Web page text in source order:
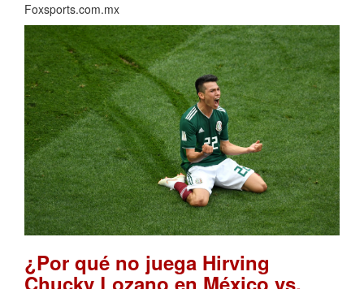
Foxsports.com.mx
¿Por qué no juega Hirving
Chucky Lozano en México vs.